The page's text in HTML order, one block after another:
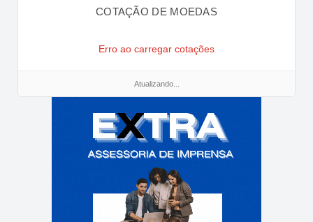
COTAÇÃO DE MOEDAS
Erro ao carregar cotações
Atualizando...